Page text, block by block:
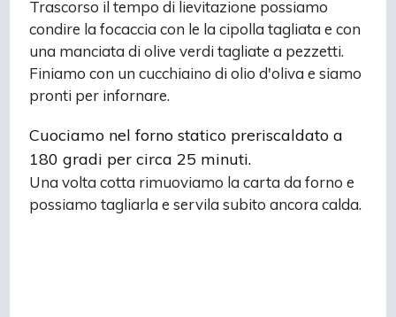
Trascorso il tempo di lievitazione possiamo
condire la focaccia con le la cipolla tagliata e con
una manciata di olive verdi tagliate a pezzetti.
Finiamo con un cucchiaino di olio d'oliva e siamo
pronti per infornare.
Cuociamo nel forno statico preriscaldato a
180 gradi per circa 25 minuti.
Una volta cotta rimuoviamo la carta da forno e
possiamo tagliarla e servila subito ancora calda.